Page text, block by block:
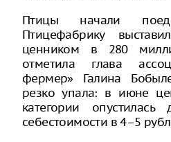
Птицы начали
Птицефабрику
ценником в 280
отметила глава
фермер» Галина
резко упала: в июне
категории
себестоимости в 4–5